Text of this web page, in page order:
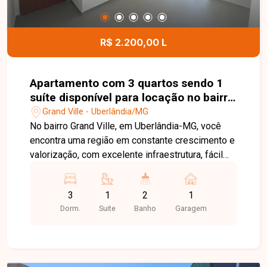
de lazer, incluindo piscina, salão de festas,
espaço gourmet, playground, quadra e espaço
infantil, oferecendo mais conforto e comodidade
para toda a família. Uma excelente oportunidade
localizado, em condomínio com estrutura
completa e ótimo custo-benefício. Entre em
contato e agende sua visita!
R$ 2.200,00 L
Apartamento com 3 quartos sendo 1
suíte disponível para locação no bairro
Grand Ville em Uberlândia-MG
Grand Ville - Uberlândia/MG
No bairro Grand Ville, em Uberlândia-MG, você
encontra uma região em constante crescimento e
valorização, com excelente infraestrutura, fácil
proximidade com supermercados, escolas,
farmácias e diversos comércios, proporcionando
praticidade e qualidade de vida. Apartamento
3
Dorm.
1
Suite
2
Banho
1
Garagem